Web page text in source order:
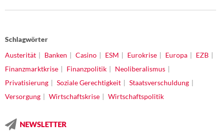
Schlagwörter
Austerität
Banken Casino ESM Eurokrise Europa
EZB
Finanzmarktkrise
Finanzpolitik
Neoliberalismus
Privatisierung
Soziale Gerechtigkeit
Staatsverschuldung
Versorgung
Wirtschaftskrise Wirtschaftspolitik
NEWSLETTER